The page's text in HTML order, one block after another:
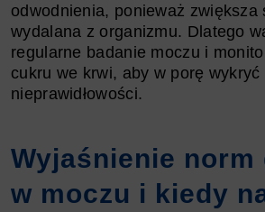
odwodnienia, ponieważ zwiększa
wydalana z organizmu. Dlatego
regularne badanie moczu i
cukru we krwi, aby w porę wykryć
nieprawidłowości.
Wyjaśnienie norm
w moczu i kiedy